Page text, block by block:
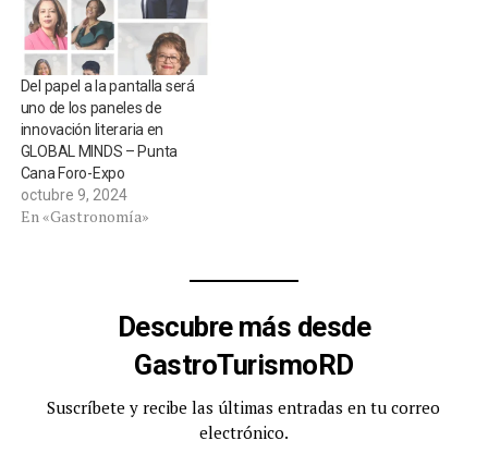
Del papel a la pantalla será
uno de los paneles de
innovación literaria en
GLOBAL MINDS – Punta
Cana Foro-Expo
octubre 9, 2024
En «Gastronomía»
Descubre más desde
GastroTurismoRD
Suscríbete y recibe las últimas entradas en tu correo
electrónico.